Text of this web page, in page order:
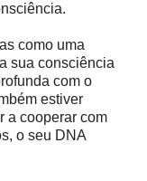
como uma
sua consciência
com o
estiver
a cooperar com
o seu DNA